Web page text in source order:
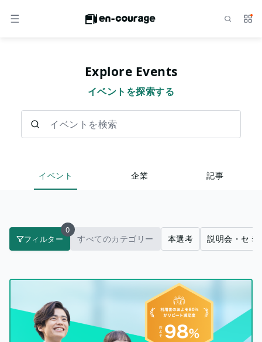
メニュー サ
Explore Events
イベントを探索する
イベント 企業 記事
フィルター
0
すべてのカテゴリー 本選考 説明会・セミ